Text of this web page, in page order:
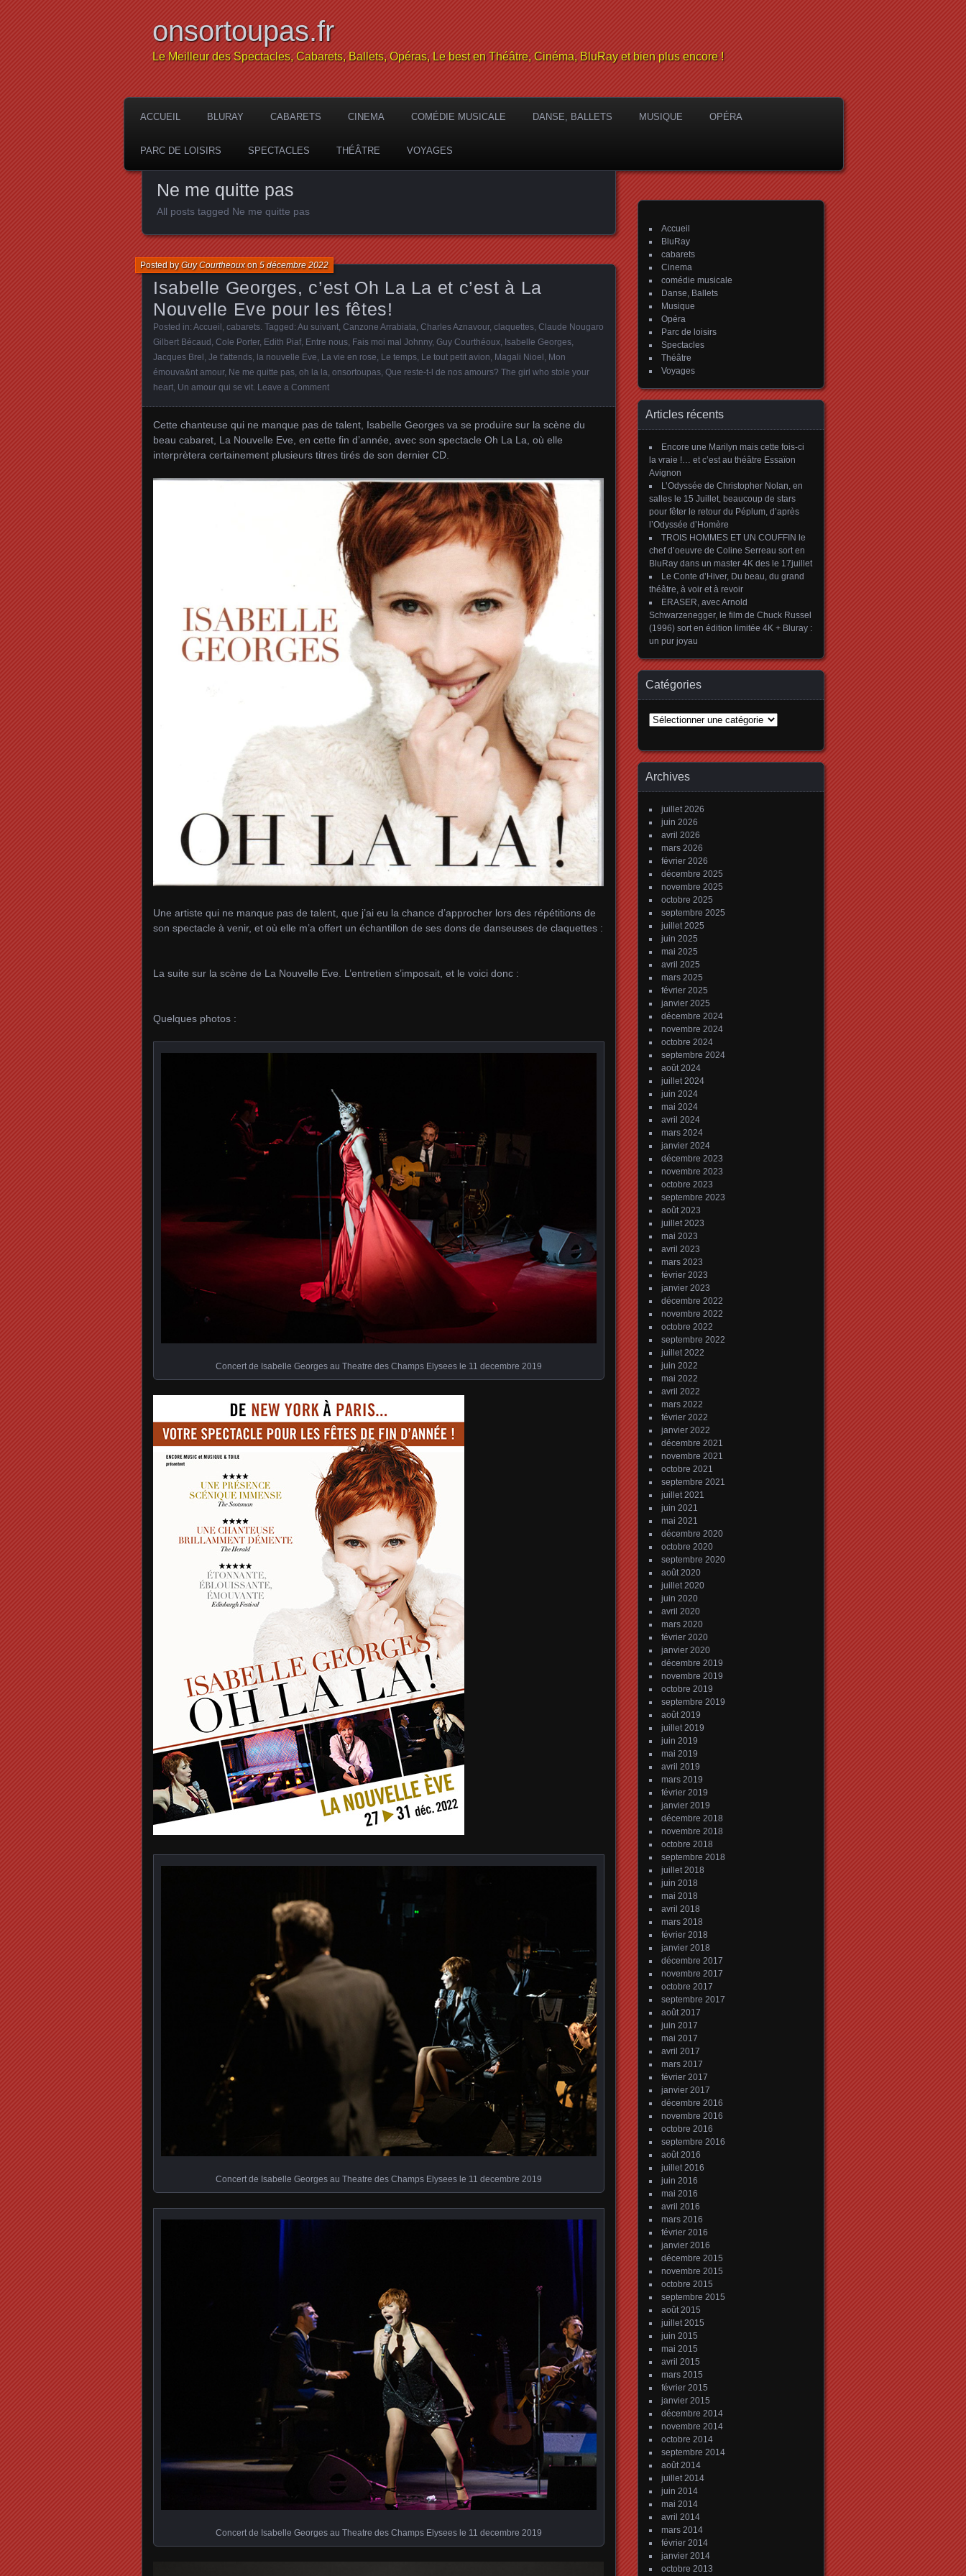
onsortoupas.fr
Le Meilleur des Spectacles, Cabarets, Ballets, Opéras, Le best en Théâtre, Cinéma, BluRay et bien plus encore !
ACCUEIL BLURAY CABARETS CINEMA COMÉDIE MUSICALE DANSE, BALLETS MUSIQUE OPÉRA
PARC DE LOISIRS SPECTACLES THÉÂTRE VOYAGES
Ne me quitte pas
All posts tagged Ne me quitte pas
Isabelle Georges, c’est Oh La La et c’est à La
Nouvelle Eve pour les fêtes!
Posted byGuy Courtheouxon5 décembre 2022
Posted in: Accueil cabarets . Tagged: Au suivant Canzone Arrabiata Charles Aznavour, claquettes Claude Nougaro
Gilbert Bécaud Cole Porter, Edith Piaf, Entre nous Fais moi mal Johnny, Guy Courthéoux Isabelle Georges
Jacques Brel Je t'attends la nouvelle Eve La vie en rose Le temps Le tout petit avion Magali Nioel Mon
émouva&nt amour, Ne me quitte pas oh la la onsortoupas Que reste-t-l de nos amours? The girl who stole your
heart Un amour qui se vit Leave a Comment
Cette chanteuse qui ne manque pas de talent, Isabelle Georges va se produire sur la scène du
beau cabaret, La Nouvelle Eve, en cette fin d’année, avec son spectacle Oh La La, où elle
interprètera certainement plusieurs titres tirés de son dernier CD.
Une artiste qui ne manque pas de talent, que j’ai eu la chance d’approcher lors des répétitions de
son spectacle à venir, et où elle m’a offert un échantillon de ses dons de danseuses de claquettes :
La suite sur la scène de La Nouvelle Eve. L’entretien s’imposait, et le voici donc :
Quelques photos :
Concert de Isabelle Georges au Theatre des Champs Elysees le 11 decembre 2019
Concert de Isabelle Georges au Theatre des Champs Elysees le 11 decembre 2019
Concert de Isabelle Georges au Theatre des Champs Elysees le 11 decembre 2019
Accueil
BluRay
cabarets
Cinema
comédie musicale
Danse, Ballets
Musique
Opéra
Parc de loisirs
Spectacles
Théâtre
Voyages
Articles récents
Encore une Marilyn mais cette fois-ci
la vraie !… et c’est au théâtre Essaïon
Avignon
L’Odyssée de Christopher Nolan, en
salles le 15 Juillet, beaucoup de stars
pour fêter le retour du Péplum, d’après
l’Odyssée d’Homère
TROIS HOMMES ET UN COUFFIN le
chef d’oeuvre de Coline Serreau sort en
BluRay dans un master 4K des le 17juillet
Le Conte d’Hiver, Du beau, du grand
théâtre, à voir et à revoir
ERASER, avec Arnold
Schwarzenegger, le film de Chuck Russel
(1996) sort en édition limitée 4K + Bluray :
un pur joyau
Catégories
Catégories
Archives
juillet 2026
juin 2026
avril 2026
mars 2026
février 2026
décembre 2025
novembre 2025
octobre 2025
septembre 2025
juillet 2025
juin 2025
mai 2025
avril 2025
mars 2025
février 2025
janvier 2025
décembre 2024
novembre 2024
octobre 2024
septembre 2024
août 2024
juillet 2024
juin 2024
mai 2024
avril 2024
mars 2024
janvier 2024
décembre 2023
novembre 2023
octobre 2023
septembre 2023
août 2023
juillet 2023
mai 2023
avril 2023
mars 2023
février 2023
janvier 2023
décembre 2022
novembre 2022
octobre 2022
septembre 2022
juillet 2022
juin 2022
mai 2022
avril 2022
mars 2022
février 2022
janvier 2022
décembre 2021
novembre 2021
octobre 2021
septembre 2021
juillet 2021
juin 2021
mai 2021
décembre 2020
octobre 2020
septembre 2020
août 2020
juillet 2020
juin 2020
avril 2020
mars 2020
février 2020
janvier 2020
décembre 2019
novembre 2019
octobre 2019
septembre 2019
août 2019
juillet 2019
juin 2019
mai 2019
avril 2019
mars 2019
février 2019
janvier 2019
décembre 2018
novembre 2018
octobre 2018
septembre 2018
juillet 2018
juin 2018
mai 2018
avril 2018
mars 2018
février 2018
janvier 2018
décembre 2017
novembre 2017
octobre 2017
septembre 2017
août 2017
juin 2017
mai 2017
avril 2017
mars 2017
février 2017
janvier 2017
décembre 2016
novembre 2016
octobre 2016
septembre 2016
août 2016
juillet 2016
juin 2016
mai 2016
avril 2016
mars 2016
février 2016
janvier 2016
décembre 2015
novembre 2015
octobre 2015
septembre 2015
août 2015
juillet 2015
juin 2015
mai 2015
avril 2015
mars 2015
février 2015
janvier 2015
décembre 2014
novembre 2014
octobre 2014
septembre 2014
août 2014
juillet 2014
juin 2014
mai 2014
avril 2014
mars 2014
février 2014
janvier 2014
octobre 2013